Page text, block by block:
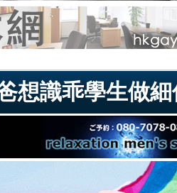
想識乖學生做